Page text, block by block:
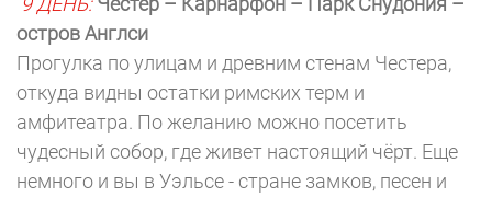
остров Англси
Прогулка по улицам и древним стенам Честера,
откуда видны остатки римских терм и
амфитеатра. По желанию можно посетить
чудесный собор, где живет настоящий чёрт. Еще
немного и вы в Уэльсе - стране замков, песен и